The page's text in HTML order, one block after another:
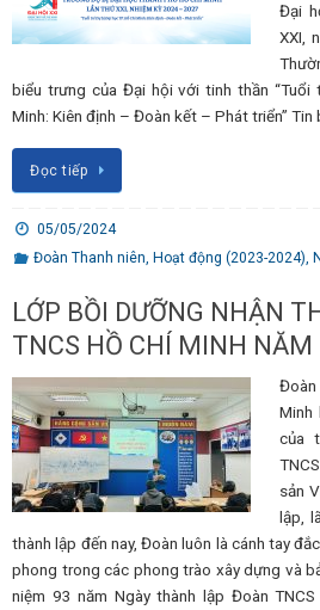
Đại
XXI,
biểu trưng của Đại hội với tinh thần “Tuổi
Minh: Kiên định – Đoàn kết – Phát triển” Tin
Đọc tiếp
05/05/2024
Đoàn Thanh niên, Hoạt động (2023-2024),
LỚP BỒI DƯỠNG NHẬN
TNCS HỒ CHÍ MINH
Đoàn
Minh
của
sản
lập,
thành lập đến nay, Đoàn luôn là cánh tay
phong trong các phong trào xây dựng và
niệm 93 năm Ngày thành lập Đoàn